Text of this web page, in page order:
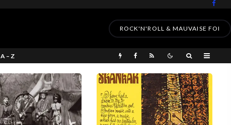
ROCK'N'ROLL & MAUVAISE FOI
A – Z